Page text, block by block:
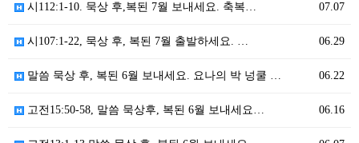
07.07
시112:1-10. 묵상 후,복된 7월 보내세요. 축복…
06.29
시107:1-22, 묵상 후, 복된 7월 출발하세요. …
06.22
말씀 묵상 후, 복된 6월 보내세요. 요나의 박 넝쿨 …
06.16
고전15:50-58, 말씀 묵상후, 복된 6월 보내세요…